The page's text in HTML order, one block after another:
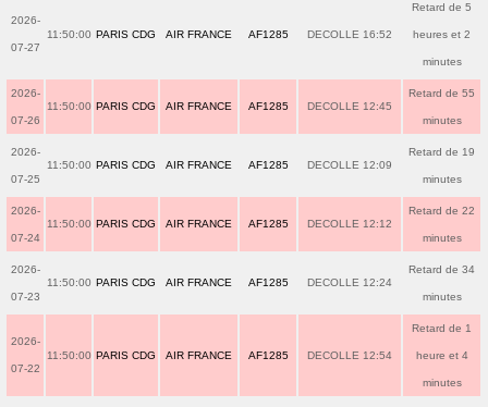
2026-
07-27
11:50:00 PARIS CDG AIR FRANCE AF1285 DECOLLE 16:52
Retard de 5
heures et 2
minutes
2026-
07-26
11:50:00 PARIS CDG AIR FRANCE AF1285 DECOLLE 12:45
Retard de 55
minutes
2026-
07-25
11:50:00 PARIS CDG AIR FRANCE AF1285 DECOLLE 12:09
Retard de 19
minutes
2026-
07-24
11:50:00 PARIS CDG AIR FRANCE AF1285 DECOLLE 12:12
Retard de 22
minutes
2026-
07-23
11:50:00 PARIS CDG AIR FRANCE AF1285 DECOLLE 12:24
Retard de 34
minutes
2026-
07-22
11:50:00 PARIS CDG AIR FRANCE AF1285 DECOLLE 12:54
Retard de 1
heure et 4
minutes